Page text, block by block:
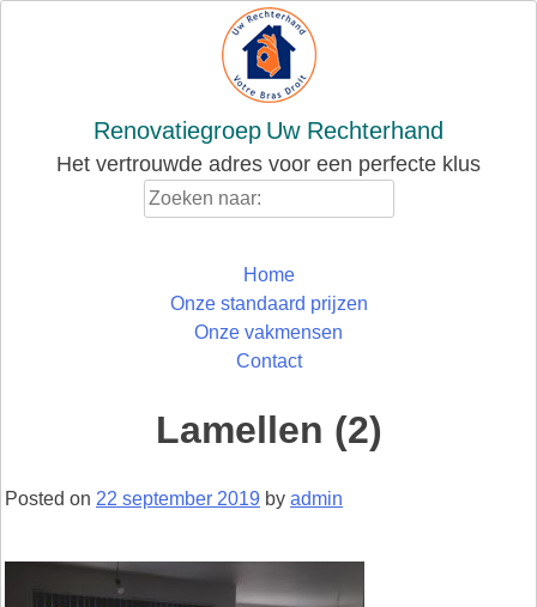
Renovatiegroep Uw Rechterhand
Het vertrouwde adres voor een perfecte klus
Home
Onze standaard prijzen
Onze vakmensen
Contact
Lamellen (2)
Posted on 22 september 2019 by admin